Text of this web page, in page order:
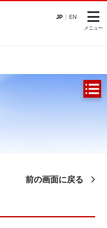
JP EN
メニュー
前の画面に戻る